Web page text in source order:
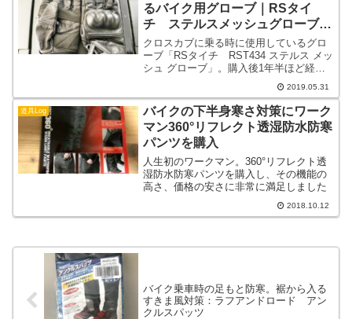
るバイク用グローブ｜RSタイ
チ ステルスメッシュグローブ
（RST434）
クロスカブに乗る時に使用しているグロ
ーブ「RSタイチ　RST434 ステルス メッ
シュ グローブ」。購入後1年半ほど経過
2019.05.31
道具Log
バイクの下半身寒さ対策にワーク
マン360°リフレクト透湿防水防寒
パンツを購入
人生初のワークマン。360°リフレクト透
湿防水防寒パンツを購入し、その機能の
高さ、価格の安さに非常に満足しました
2018.10.12
バイク乗車時の足もと防寒。裾から入る
すきま風対策：ラフアンドロード アン
クルスパッツ